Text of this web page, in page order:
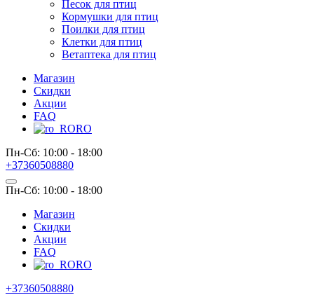
Песок для птиц
Кормушки для птиц
Поилки для птиц
Клетки для птиц
Ветаптека для птиц
Магазин
Скидки
Акции
FAQ
RO
Пн-Сб: 10:00 - 18:00
+37360508880
Пн-Сб: 10:00 - 18:00
Магазин
Скидки
Акции
FAQ
RO
+37360508880